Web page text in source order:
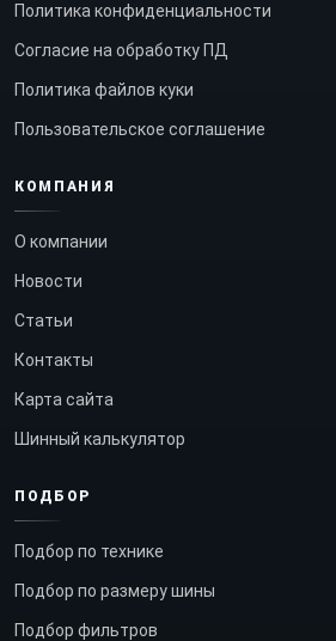
Политика конфиденциальности
Согласие на обработку ПД
Политика файлов куки
Пользовательское соглашение
КОМПАНИЯ
О компании
Новости
Статьи
Контакты
Карта сайта
Шинный калькулятор
ПОДБОР
Подбор по технике
Подбор по размеру шины
Подбор фильтров